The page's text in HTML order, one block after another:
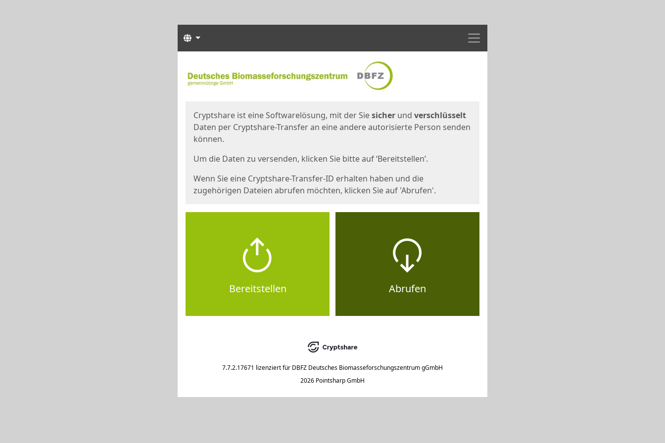
Menü
Sprachen
Cryptshare ist eine Softwarelösung, mit der Siesicher und verschlüsselt
Daten per Cryptshare-Transfer an eine andere autorisierte Person senden
können.
Um die Daten zu versenden, klicken Sie bitte auf ‘Bereitstellen’.
Wenn Sie eine Cryptshare-Transfer-ID erhalten haben und die
zugehörigen Dateien abrufen möchten, klicken Sie auf 'Abrufen'.
Bereitstellen Abrufen
7.7.2.17671 lizenziert für DBFZ Deutsches Biomasseforschungszentrum gGmbH
2026 Pointsharp GmbH